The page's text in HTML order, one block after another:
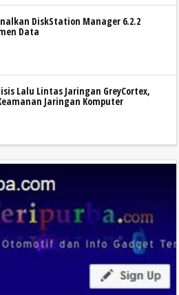
DiskStation Manager 6.2.2
Data
Lalu Lintas Jaringan GreyCortex,
Jaringan Komputer